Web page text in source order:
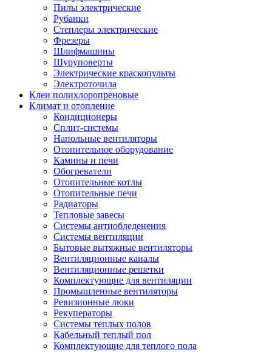
Пилы электрические
Рубанки
Степлеры электрические
Фрезеры
Шлифмашины
Шуруповерты
Электрические краскопульты
Электроточила
Клеи полихлоропреновые
Климат и отопление
Кондиционеры
Сплит-системы
Напольные вентиляторы
Отопительное оборудование
Камины и печи
Обогреватели
Отопительные котлы
Отопительные печи
Радиаторы
Тепловые завесы
Системы антиобледенения
Системы вентиляции
Бытовые вытяжные вентиляторы
Вентиляционные каналы
Вентиляционные решетки
Комплектующие для вентиляции
Промышленные вентиляторы
Ревизионные люки
Рекуператоры
Системы теплых полов
Кабельный теплый пол
Комплектующие для теплого пола